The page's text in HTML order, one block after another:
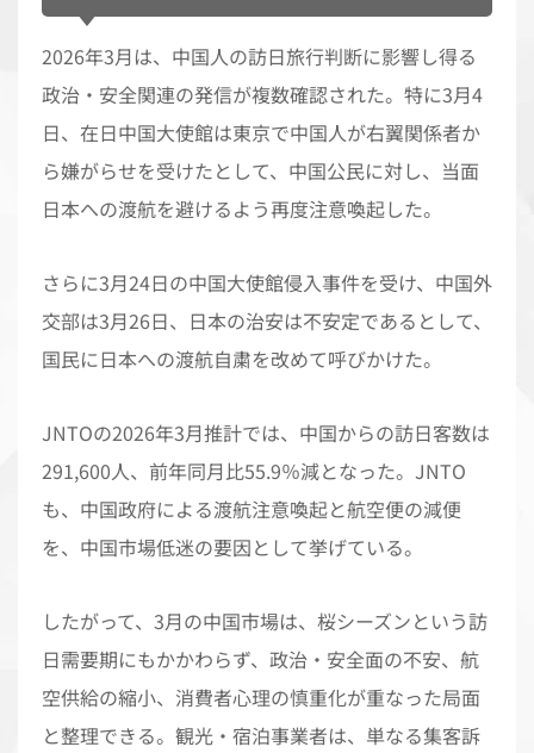
2026年3月は、中国人の訪日旅行判断に影響し得る
政治・安全関連の発信が複数確認された。特に3月4
日、在日中国大使館は東京で中国人が右翼関係者か
ら嫌がらせを受けたとして、中国公民に対し、当面
日本への渡航を避けるよう再度注意喚起した。
さらに3月24日の中国大使館侵入事件を受け、中国外
交部は3月26日、日本の治安は不安定であるとして、
国民に日本への渡航自粛を改めて呼びかけた。
JNTOの2026年3月推計では、中国からの訪日客数は
291,600人、前年同月比55.9％減となった。JNTO
も、中国政府による渡航注意喚起と航空便の減便
を、中国市場低迷の要因として挙げている。
したがって、3月の中国市場は、桜シーズンという訪
日需要期にもかかわらず、政治・安全面の不安、航
空供給の縮小、消費者心理の慎重化が重なった局面
と整理できる。観光・宿泊事業者は、単なる集客訴